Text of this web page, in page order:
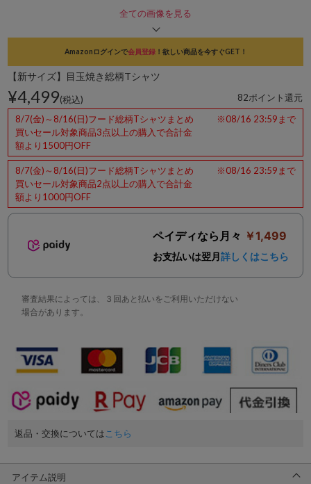
全ての画像を見る
Amazonログインで会員登録！欲しい商品を今すぐGET！
【新サイズ】目玉焼き総柄Tシャツ
¥4,499(税込)
82ポイント還元
8/7(金)～8/16(日)フード総柄Tシャツまとめ
買いセール対象商品3点以上の購入で合計金
額より1500円OFF
※08/16 23:59まで
8/7(金)～8/16(日)フード総柄Tシャツまとめ
買いセール対象商品2点以上の購入で合計金
額より1000円OFF
※08/16 23:59まで
ペイディなら月々 ￥1,499
お支払いは翌月 詳しくはこちら
審査結果によっては、３回あと払いをご利用いただけない
場合があります。
返品・交換についてはこちら
アイテム説明